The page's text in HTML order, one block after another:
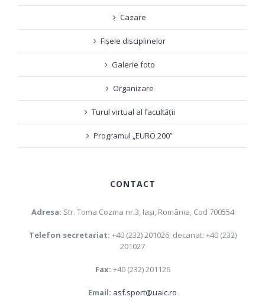
Cazare
Fișele disciplinelor
Galerie foto
Organizare
Turul virtual al facultății
Programul „EURO 200”
CONTACT
Adresa: Str. Toma Cozma nr.3, Iaşi, România, Cod 700554
Telefon secretariat: +40 (232) 201026; decanat: +40 (232)
201027
Fax: +40 (232) 201126
Email: asf.sport@uaic.ro